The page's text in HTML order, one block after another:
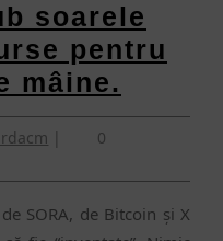
soarele
pentru
mâine.
nou
bardacm
0